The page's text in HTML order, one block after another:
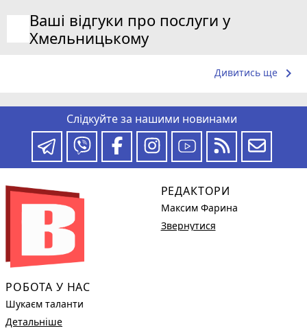
Ваші відгуки про послуги у
Хмельницькому
Дивитись ще keyboard_arrow_right
Слідкуйте за нашими новинами
РОБОТА У НАС
Шукаєм таланти
Детальніше
РЕДАКТОРИ
Максим Фарина
Звернутися